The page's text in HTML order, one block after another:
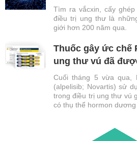
Tìm ra vắcxin, cấy
điều trị ung thư là
giới hơn 200 năm qua.
Thuốc gây ức chế
ung thư vú đã
Cuối tháng 5 vừa qua,
(alpelisib; Novartis) sử
trong điều trị ung thư vú
có thụ thể hormon dương